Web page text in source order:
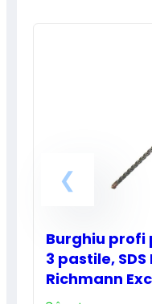
Burghiu
3 pastile, SDS
Richmann